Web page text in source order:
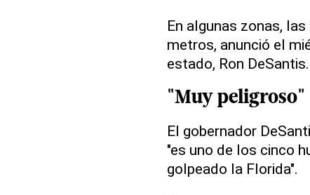
En algunas zonas, las
metros, anunció el
estado, Ron DeSantis.
"Muy peligroso"
El gobernador
"es uno de los cinco
golpeado la Florida".